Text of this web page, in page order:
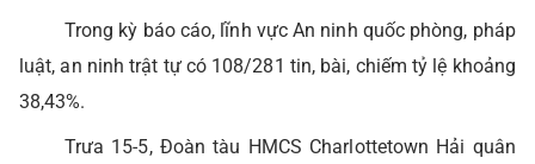
Trong kỳ báo cáo, lĩnh vực An ninh quốc phòng, pháp
luật, an ninh trật tự có 108/281 tin, bài, chiếm tỷ lệ khoảng
38,43%.
Trưa 15-5, Đoàn tàu HMCS Charlottetown Hải quân